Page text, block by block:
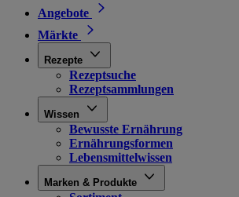
Angebote
Märkte
Rezepte
Rezeptsuche
Rezeptsammlungen
Wissen
Bewusste Ernährung
Ernährungsformen
Lebensmittelwissen
Marken & Produkte